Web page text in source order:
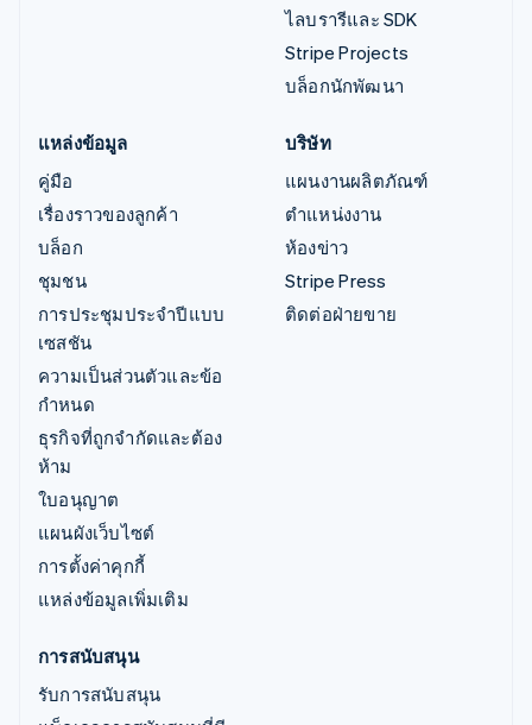
ไลบรารีและ SDK
Stripe Projects
บล็อกนักพัฒนา
แหล่งข้อมูล
คู่มือ
เรื่องราวของลูกค้า
บล็อก
ชุมชน
การประชุมประจำปีแบบ
เซสชัน
ความเป็นส่วนตัวและข้อ
กำหนด
ธุรกิจที่ถูกจำกัดและต้อง
ห้าม
ใบอนุญาต
แผนผังเว็บไซต์
การตั้งค่าคุกกี้
แหล่งข้อมูลเพิ่มเติม
บริษัท
แผนงานผลิตภัณฑ์
ตำแหน่งงาน
ห้องข่าว
Stripe Press
ติดต่อฝ่ายขาย
การสนับสนุน
รับการสนับสนุน